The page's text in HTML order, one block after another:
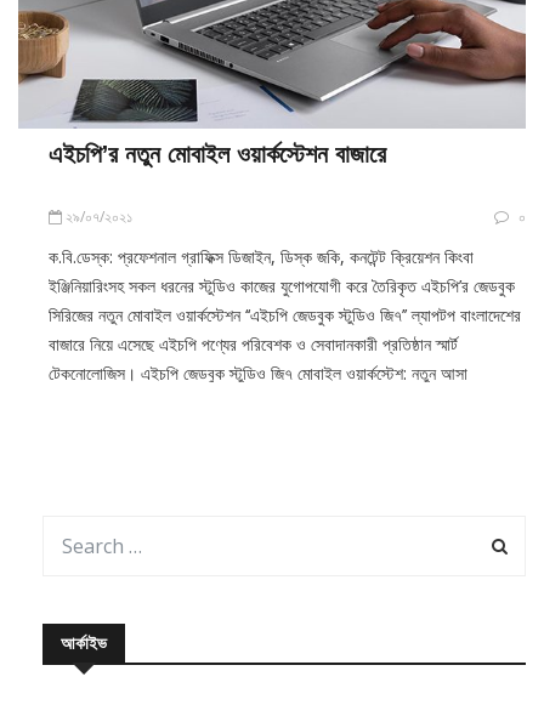
এইচপি’র নতুন মোবাইল ওয়ার্কস্টেশন বাজারে
২৯/০৭/২০২১ ০
ক.বি.ডেস্ক: প্রফেশনাল গ্রাফিক্স ডিজাইন, ডিস্ক জকি, কনটেন্ট ক্রিয়েশন কিংবা
ইঞ্জিনিয়ারিংসহ সকল ধরনের স্টুডিও কাজের যুগোপযোগী করে তৈরিকৃত এইচপি’র জেডবুক
সিরিজের নতুন মোবাইল ওয়ার্কস্টেশন ‘‘এইচপি জেডবুক স্টুডিও জি৭’’ ল্যাপটপ বাংলাদেশের
বাজারে নিয়ে এসেছে এইচপি পণ্যের পরিবেশক ও সেবাদানকারী প্রতিষ্ঠান স্মার্ট
টেকনোলোজিস। এইচপি জেডবুক স্টুডিও জি৭ মোবাইল ওয়ার্কস্টেশ: নতুন আসা
আর্কাইভ